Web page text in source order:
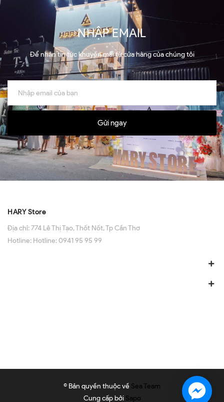
NHẬP EMAIL
Để nhận tin tức khuyến mãi từ cửa hàng của chúng tôi
Gửi ngay
HARY Store
Địa chỉ:774 Lê Thị Tạo, Thốt Nốt, Tp Cần Thơ
Hotline: Hotline: 0941 95 95 99
© Bản quyền thuộc về Sea Team
Cung cấp bởi Sapo